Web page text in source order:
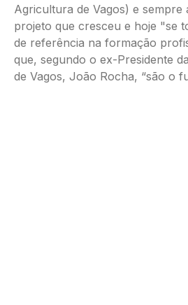
Agricultura de Vagos) e
projeto que cresceu e hoje "se
de referência na formação
que, segundo o ex-Presidente
de Vagos, João Rocha, “são o